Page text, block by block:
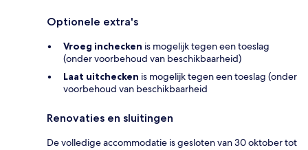
Optionele extra's
Vroeg inchecken is mogelijk tegen een toeslag
(onder voorbehoud van beschikbaarheid)
Laat uitchecken is mogelijk tegen een toeslag (onder
voorbehoud van beschikbaarheid
Renovaties en sluitingen
De volledige accommodatie is gesloten van 30 oktober tot